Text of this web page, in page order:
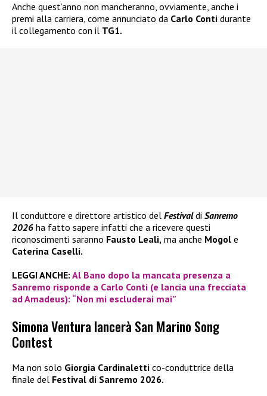
Anche quest’anno non mancheranno, ovviamente, anche i
premi alla carriera, come annunciato da Carlo Conti durante
il collegamento con il TG1.
Il conduttore e direttore artistico del Festivaldi Sanremo
2026 ha fatto sapere infatti che a ricevere questi
riconoscimenti saranno Fausto Leali, ma anche Mogol e
Caterina Caselli.
LEGGI ANCHE: Al Bano dopo la mancata presenza a
Sanremo risponde a Carlo Conti (e lancia una frecciata
ad Amadeus): “Non mi escluderai mai”
Simona Ventura lancerà San Marino Song
Contest
Ma non solo Giorgia Cardinaletti co-conduttrice della
finale del Festival di Sanremo 2026.